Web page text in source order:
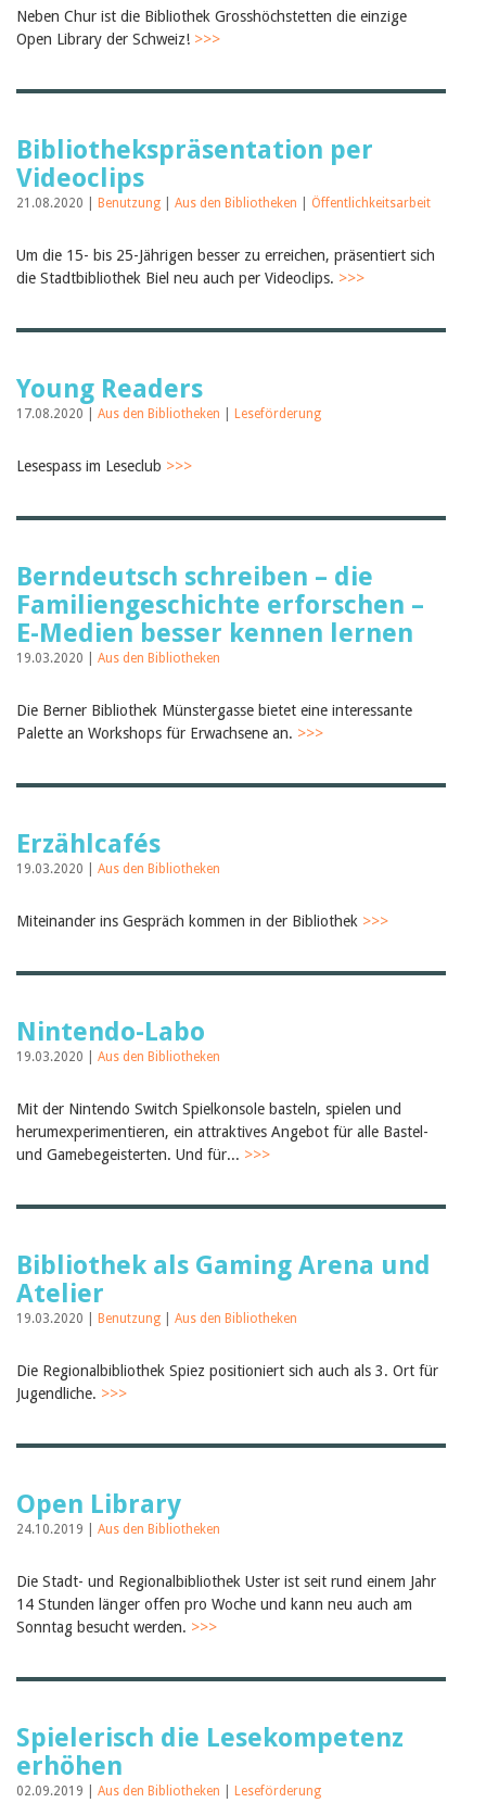
Neben Chur ist die Bibliothek Grosshöchstetten die einzige
Open Library der Schweiz! >>>
Bibliothekspräsentation per
Videoclips
21.08.2020 | Benutzung Aus den Bibliotheken Öffentlichkeitsarbeit
Um die 15- bis 25-Jährigen besser zu erreichen, präsentiert sich
die Stadtbibliothek Biel neu auch per Videoclips. >>>
Young Readers
17.08.2020 | Aus den Bibliotheken Leseförderung
Lesespass im Leseclub >>>
Berndeutsch schreiben – die
Familiengeschichte erforschen –
E-Medien besser kennen lernen
19.03.2020 | Aus den Bibliotheken
Die Berner Bibliothek Münstergasse bietet eine interessante
Palette an Workshops für Erwachsene an. >>>
Erzählcafés
19.03.2020 | Aus den Bibliotheken
Miteinander ins Gespräch kommen in der Bibliothek >>>
Nintendo-Labo
19.03.2020 | Aus den Bibliotheken
Mit der Nintendo Switch Spielkonsole basteln, spielen und
herumexperimentieren, ein attraktives Angebot für alle Bastel-
und Gamebegeisterten. Und für... >>>
Bibliothek als Gaming Arena und
Atelier
19.03.2020 | Benutzung Aus den Bibliotheken
Die Regionalbibliothek Spiez positioniert sich auch als 3. Ort für
Jugendliche. >>>
Open Library
24.10.2019 | Aus den Bibliotheken
Die Stadt- und Regionalbibliothek Uster ist seit rund einem Jahr
14 Stunden länger offen pro Woche und kann neu auch am
Sonntag besucht werden. >>>
Spielerisch die Lesekompetenz
erhöhen
02.09.2019 | Aus den Bibliotheken Leseförderung